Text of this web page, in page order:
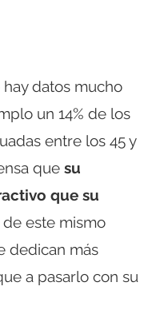
datos mucho
un 14% de los
entre los 45 y
que su
que su
de este mismo
dedican más
a pasarlo con su